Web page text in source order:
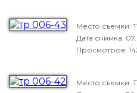
Место съемки:
Дата снимка:
Просмотров:
Место съемки: